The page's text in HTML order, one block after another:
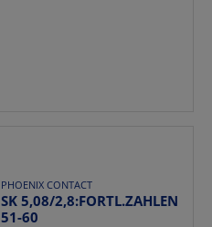
PHOENIX CONTACT
SK 5,08/2,8:FORTL.ZAHLEN
51-60